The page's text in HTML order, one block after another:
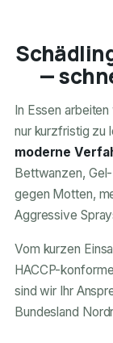
—
In Essen
nur kurzfristig zu
moderne
Bettwanzen,
gegen Motten,
Aggressive
Vom kurzen
HACCP-
sind wir Ihr
Bundesland